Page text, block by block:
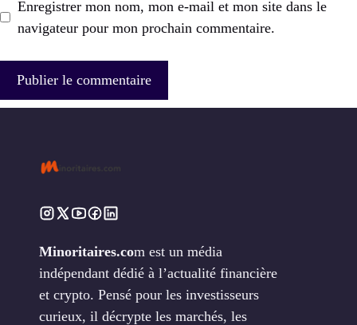
Enregistrer mon nom, mon e-mail et mon site dans le
navigateur pour mon prochain commentaire.
Minoritaires.com est un média
indépendant dédié à l’actualité financière
et crypto. Pensé pour les investisseurs
curieux, il décrypte les marchés, les